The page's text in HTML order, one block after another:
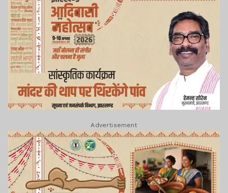
Advertisement